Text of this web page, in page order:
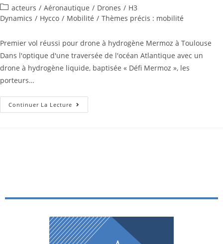
acteurs / Aéronautique / Drones / H3
Dynamics / Hycco / Mobilité / Thèmes précis : mobilité
Premier vol réussi pour drone à hydrogène Mermoz à Toulouse
Dans l'optique d'une traversée de l'océan Atlantique avec un
drone à hydrogène liquide, baptisée « Défi Mermoz », les
porteurs…
Continuer La Lecture